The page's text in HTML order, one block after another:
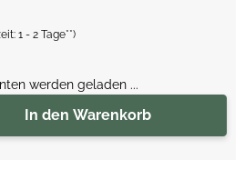
1 - 2 Tage**)
In den Warenkorb
werden geladen ...